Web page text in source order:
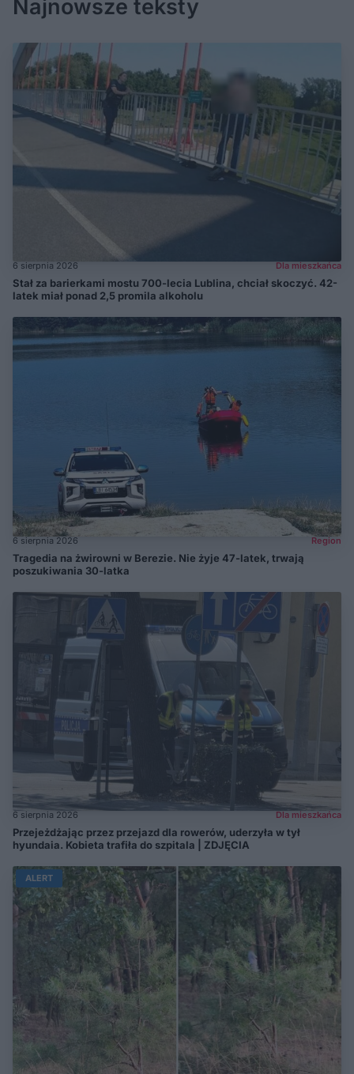
Najnowsze teksty
6 sierpnia 2026 Dla mieszkańca
Stał za barierkami mostu 700-lecia Lublina, chciał skoczyć. 42-
latek miał ponad 2,5 promila alkoholu
6 sierpnia 2026 Region
Tragedia na żwirowni w Berezie. Nie żyje 47-latek, trwają
poszukiwania 30-latka
6 sierpnia 2026 Dla mieszkańca
Przejeżdżając przez przejazd dla rowerów, uderzyła w tył
hyundaia. Kobieta trafiła do szpitala | ZDJĘCIA
ALERT